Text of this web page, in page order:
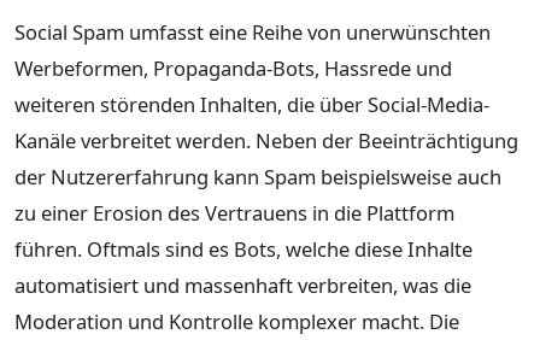
Social Spam umfasst eine Reihe von unerwünschten
Werbeformen, Propaganda-Bots, Hassrede und
weiteren störenden Inhalten, die über Social-Media-
Kanäle verbreitet werden. Neben der Beeinträchtigung
der Nutzererfahrung kann Spam beispielsweise auch
zu einer Erosion des Vertrauens in die Plattform
führen. Oftmals sind es Bots, welche diese Inhalte
automatisiert und massenhaft verbreiten, was die
Moderation und Kontrolle komplexer macht. Die